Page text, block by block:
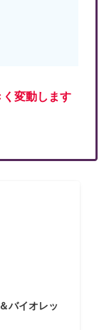
変動します
バイオレッ